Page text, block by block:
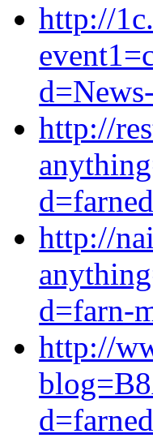
http://
http://
http://
d=farn-
http://